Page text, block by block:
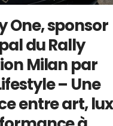
One, sponsor
du Rally
Milan par
– Une
entre art,